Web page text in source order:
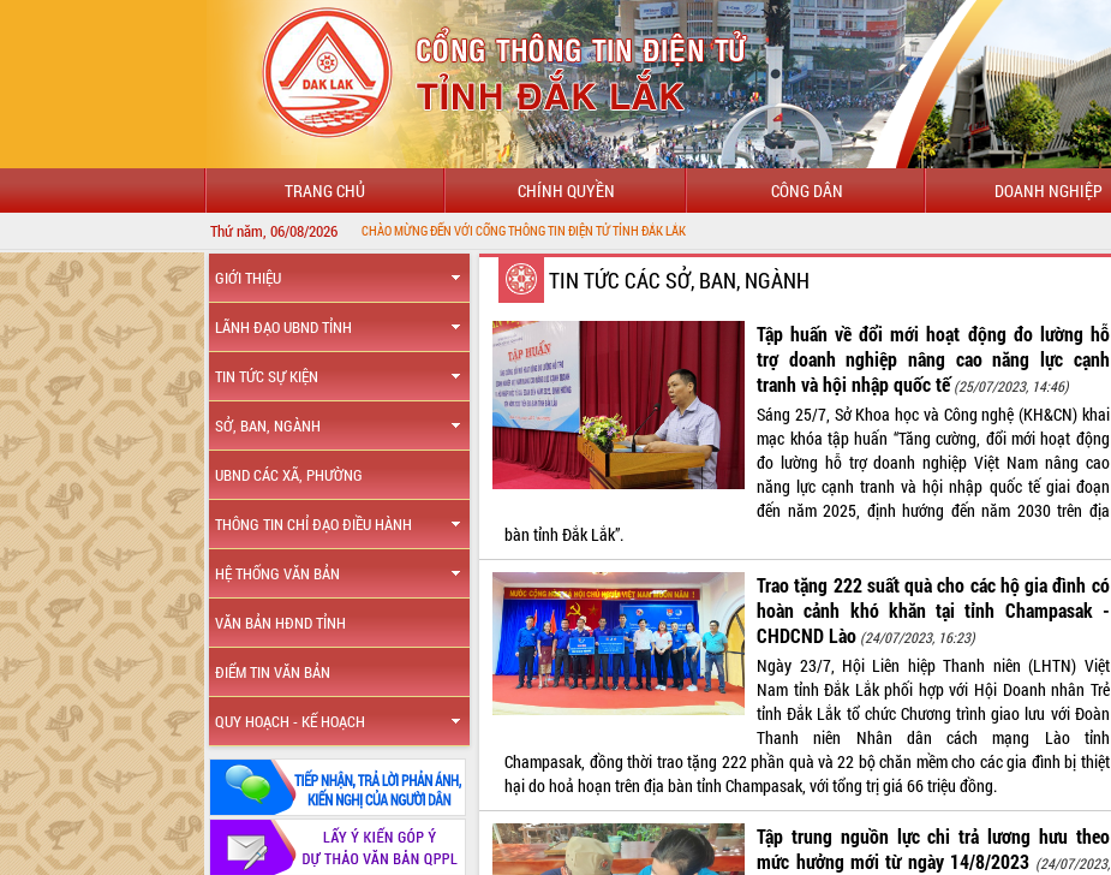
TRANG CHỦ CHÍNH QUYỀN CÔNG DÂN DOANH NGHIỆP
Thứ năm, 06/08/2026CHÀO MỪNG ĐẾN VỚI CỔNG THÔNG TIN ĐIỆN TỬ TỈNH ĐẮK LẮK
GIỚI THIỆU
LÃNH ĐẠO UBND TỈNH
TIN TỨC SỰ KIỆN
SỞ, BAN, NGÀNH
UBND CÁC XÃ, PHƯỜNG
THÔNG TIN CHỈ ĐẠO ĐIỀU HÀNH
HỆ THỐNG VĂN BẢN
VĂN BẢN HĐND TỈNH
ĐIỂM TIN VĂN BẢN
QUY HOẠCH - KẾ HOẠCH
TIN TỨC CÁC SỞ, BAN, NGÀNH
Tập huấn về đổi mới hoạt động đo lường hỗ
trợ doanh nghiệp nâng cao năng lực cạnh
tranh và hội nhập quốc tế (25/07/2023, 14:46)
Sáng 25/7, Sở Khoa học và Công nghệ (KH&CN) khai
mạc khóa tập huấn “Tăng cường, đổi mới hoạt động
đo lường hỗ trợ doanh nghiệp Việt Nam nâng cao
năng lực cạnh tranh và hội nhập quốc tế giai đoạn
đến năm 2025, định hướng đến năm 2030 trên địa
bàn tỉnh Đắk Lắk”.
Trao tặng 222 suất quà cho các hộ gia đình có
hoàn cảnh khó khăn tại tỉnh Champasak -
CHDCND Lào (24/07/2023, 16:23)
Ngày 23/7, Hội Liên hiệp Thanh niên (LHTN) Việt
Nam tỉnh Đắk Lắk phối hợp với Hội Doanh nhân Trẻ
tỉnh Đắk Lắk tổ chức Chương trình giao lưu với Đoàn
Thanh niên Nhân dân cách mạng Lào tỉnh
Champasak, đồng thời trao tặng 222 phần quà và 22 bộ chăn mềm cho các gia đình bị thiệt
hại do hoả hoạn trên địa bàn tỉnh Champasak, với tổng trị giá 66 triệu đồng.
Tập trung nguồn lực chi trả lương hưu theo
mức hưởng mới từ ngày 14/8/2023 (24/07/2023,